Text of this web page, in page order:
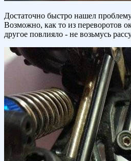
Достаточно быстро нашел
Возможно, как то из переворотов
другое повлияло - не возьмусь